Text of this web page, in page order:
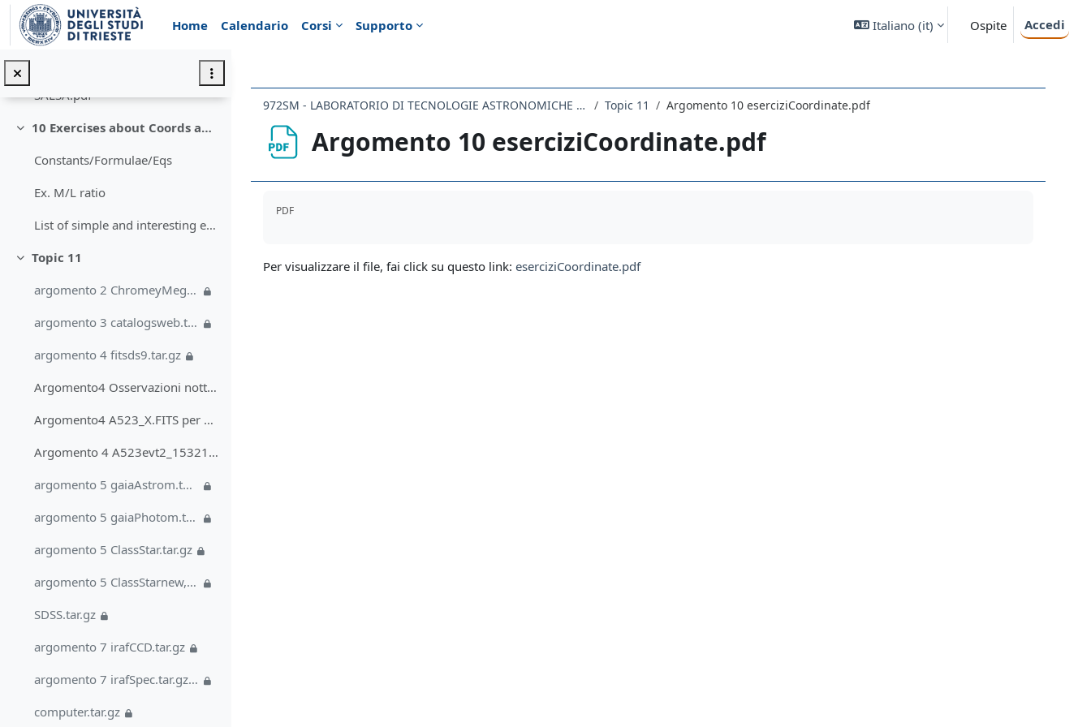
Vai al contenuto principale
Home
Calendario Corsi Supporto Italiano ‎(it)‎ Ospite Accedi
Minimizza
9 Radio Observation via remote SALSA ONSALA
Remote Radio Observations of Our Galaxy* based on&...
SALSA.pdf
Minimizza
10 Exercises about Coords and Mags
Constants/Formulae/Eqs
Ex. M/L ratio
List of simple and interesting exercises:Cap. 2 of...
Minimizza
Topic 11
argomento 2 ChromeyMeglioCatTab105117.pdf KarttunenCat2933.pdf
argomento 3 catalogsweb.tar.gz
argomento 4 fitsds9.tar.gz
Argomento4 Osservazioni notte1
Argomento4 A523_X.FITS per HW
Argomento 4 A523evt2_15321_soft.fits.gz per HW
argomento 5 gaiaAstrom.tar.gz
argomento 5 gaiaPhotom.tar.gz
argomento 5 ClassStar.tar.gz
argomento 5 ClassStarnew,pdf
SDSS.tar.gz
argomento 7 irafCCD.tar.gz
argomento 7 irafSpec.tar.gz +MOSBias.tar.gz
computer.tar.gz
972SM - LABORATORIO DI TECNOLOGIE ASTRONOMICHE 2020 Topic 11 Argomento 10 eserciziCoordinate.pdf
Argomento 10 eserciziCoordinate.pdf
PDF
Per visualizzare il file, fai click su questo link: eserciziCoordinate.pdf